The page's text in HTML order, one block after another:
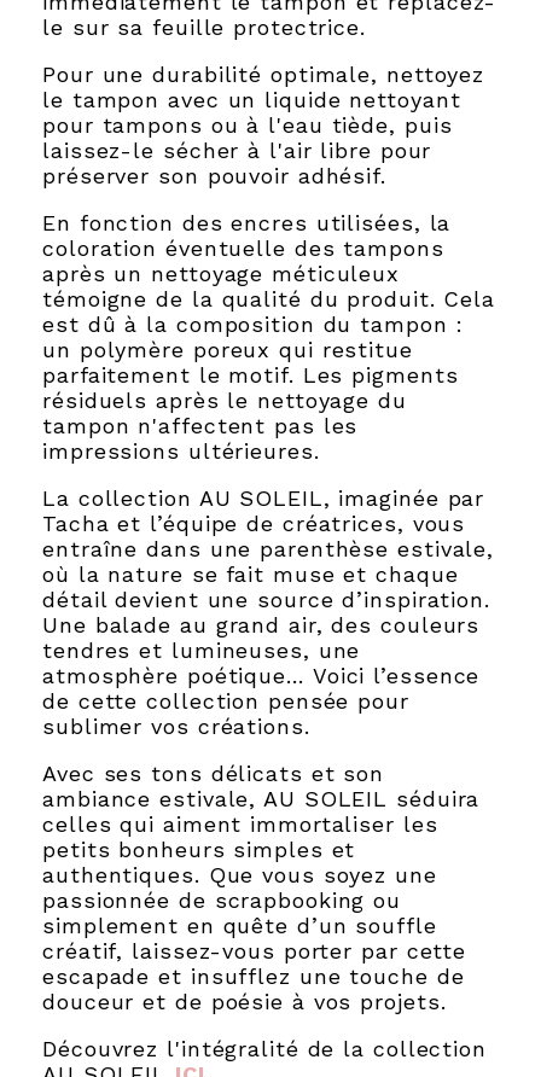
le sur sa feuille protectrice.
Pour une durabilité optimale, nettoyez
le tampon avec un liquide nettoyant
pour tampons ou à l'eau tiède, puis
laissez-le sécher à l'air libre pour
préserver son pouvoir adhésif.
En fonction des encres utilisées, la
coloration éventuelle des tampons
après un nettoyage méticuleux
témoigne de la qualité du produit. Cela
est dû à la composition du tampon :
un polymère poreux qui restitue
parfaitement le motif. Les pigments
résiduels après le nettoyage du
tampon n'affectent pas les
impressions ultérieures.
La collection AU SOLEIL, imaginée par
Tacha et l’équipe de créatrices, vous
entraîne dans une parenthèse estivale,
où la nature se fait muse et chaque
détail devient une source d’inspiration.
Une balade au grand air, des couleurs
tendres et lumineuses, une
atmosphère poétique… Voici l’essence
de cette collection pensée pour
sublimer vos créations.
Avec ses tons délicats et son
ambiance estivale, AU SOLEIL séduira
celles qui aiment immortaliser les
petits bonheurs simples et
authentiques. Que vous soyez une
passionnée de scrapbooking ou
simplement en quête d’un souffle
créatif, laissez-vous porter par cette
escapade et insufflez une touche de
douceur et de poésie à vos projets.
Découvrez l'intégralité de la collection